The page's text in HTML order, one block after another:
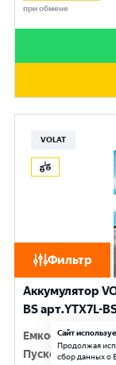
Фильтр
при обмене
VOLAT
Аккумулятор
BS арт.YTX7L-
Емкость:7 Ач
Пусковой ток:
Сайт
Продолжая
сбор данных о